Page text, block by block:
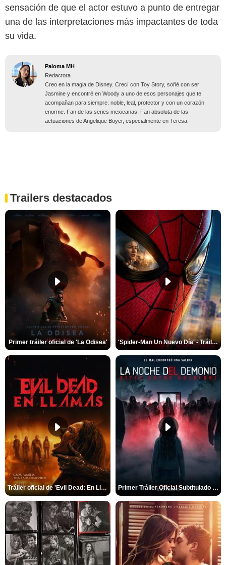
sensación de que el actor estuvo a punto de entregar
una de las interpretaciones más impactantes de toda
su vida.
Paloma MH
Redactora
Creo en la magia de Disney. Crecí con Toy Story, soñé con ser
Jasmine y encontré en Woody a uno de esos personajes que te
acompañan para siempre: noble, leal, protector y con un corazón
enorme. Fan de las series mexicanas. Fan absoluta de las
actuaciones de Angelique Boyer, especialmente en Teresa.
Trailers destacados
Primer tráiler oficial de 'La Odisea' 'Spider-Man Un Nuevo Día' - Tráiler oficial subtitulado
Tráiler oficial de 'Evil Dead: En Llamas' Primer Tráiler Oficial Subtitulado de 'La Noche Del Demonio: Están Entre Nosotros'